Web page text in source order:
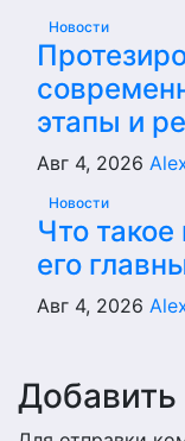
Новости
этапы и
Авг 4, 2026
Новости
Что
его
Авг 4, 2026